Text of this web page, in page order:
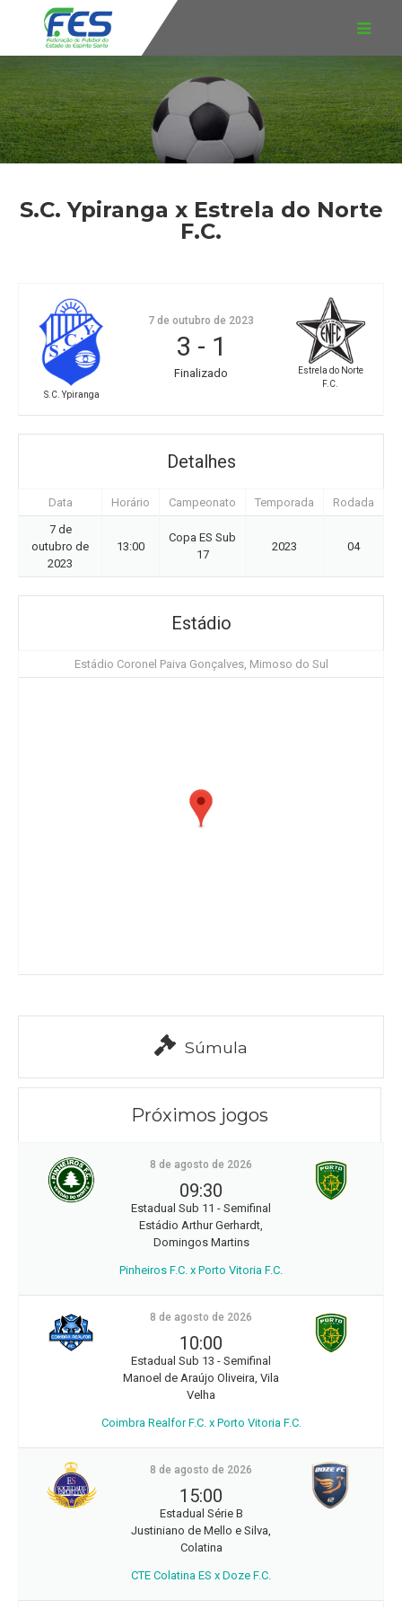
S.C. Ypiranga x Estrela do Norte
F.C.
S.C. Ypiranga
Estrela do Norte
F.C.
7 de outubro de 2023
3 - 1
Finalizado
Detalhes
Data Horário Campeonato Temporada
Rodada
7 de
outubro de
2023
13:00
Copa ES Sub
17
2023 04
Estádio
Estádio Coronel Paiva Gonçalves, Mimoso do Sul
Súmula
Próximos jogos
8 de agosto de 2026
09:30
Estadual Sub 11 - Semifinal
Estádio Arthur Gerhardt,
Domingos Martins
Pinheiros F.C. x Porto Vitoria F.C.
8 de agosto de 2026
10:00
Estadual Sub 13 - Semifinal
Manoel de Araújo Oliveira, Vila
Velha
Coimbra Realfor F.C. x Porto Vitoria F.C.
8 de agosto de 2026
15:00
Estadual Série B
Justiniano de Mello e Silva,
Colatina
CTE Colatina ES x Doze F.C.